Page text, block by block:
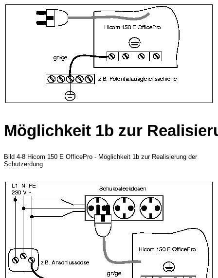
Möglichkeit 1b zur
Bild 4-8 Hicom 150 E OfficePro - Möglichkeit 1b zur Realisierung der
Schutzerdung